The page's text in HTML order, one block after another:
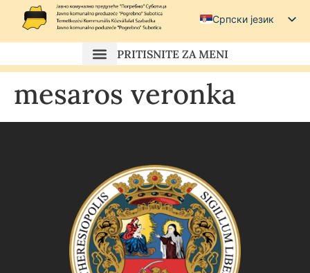
Српски језик
Српски (ћирилица)
Magyar
Hrvatski
PRITISNITE ZA MENI
mesaros veronka